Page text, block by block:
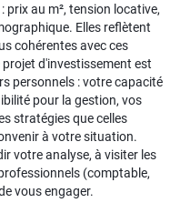
prix au m², tension locative,
Elles reflètent
cohérentes avec ces
d'investissement est
personnels : votre capacité
pour la gestion, vos
stratégies que celles
à votre situation.
votre analyse, à visiter les
(comptable,
vous engager.